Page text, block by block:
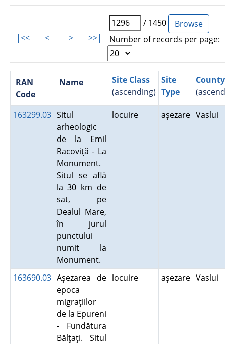
|<< < > >>|
/ 1450
Number of records per page:
RAN
Code
Name
Site Class
(ascending)
Site
Type
County
163299.03 Situl
arheologic
de la Emil
Racoviţă - La
Monument.
Situl se află
la 30 km de
sat, pe
Dealul Mare,
în jurul
punctului
numit la
Monument.
locuire aşezare Vaslui
163690.03 Aşezarea de
epoca
migraţiilor
de la Epureni
- Fundătura
Bălţaţi. Situl
locuire aşezare Vaslui